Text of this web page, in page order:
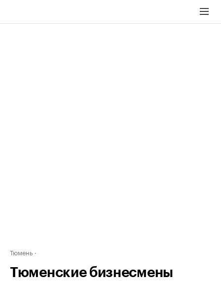
Тюмень
Тюменские бизнесмены